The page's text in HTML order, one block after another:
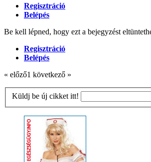
Regisztráció
Belépés
Be kell lépned, hogy ezt a bejegyzést
Regisztráció
Belépés
« előző1 következő »
Küldj be új cikket itt!